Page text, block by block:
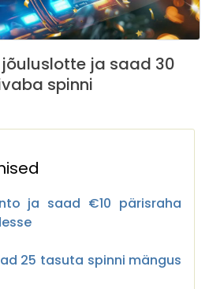
ja saad 30
spinni
ja saad €10 pärisraha
25 tasuta spinni mängus